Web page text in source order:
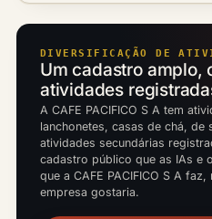
DIVERSIFICAÇÃO DE
Um cadastro amplo,
atividades
A CAFE PACIFICO S A tem
lanchonetes, casas de chá, de
atividades secundárias
cadastro público que as IAs e
que a CAFE PACIFICO S A
empresa gostaria.